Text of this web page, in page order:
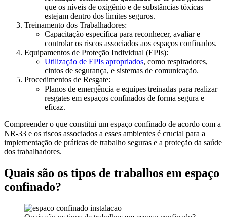
que os níveis de oxigênio e de substâncias tóxicas
estejam dentro dos limites seguros.
Treinamento dos Trabalhadores:
Capacitação específica para reconhecer, avaliar e
controlar os riscos associados aos espaços confinados.
Equipamentos de Proteção Individual (EPIs):
Utilização de EPIs apropriados, como respiradores,
cintos de segurança, e sistemas de comunicação.
Procedimentos de Resgate:
Planos de emergência e equipes treinadas para realizar
resgates em espaços confinados de forma segura e
eficaz.
Compreender o que constitui um espaço confinado de acordo com a
NR-33 e os riscos associados a esses ambientes é crucial para a
implementação de práticas de trabalho seguras e a proteção da saúde
dos trabalhadores.
Quais são os tipos de trabalhos em espaço
confinado?